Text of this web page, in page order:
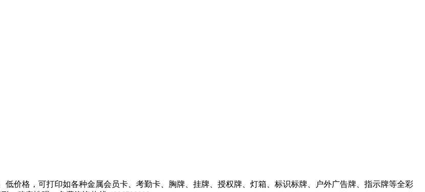
低价格，可打印如各种金属会员卡、考勤卡、胸牌、挂牌、授权牌、灯箱、标识标牌、户外广告牌、指示牌等全彩